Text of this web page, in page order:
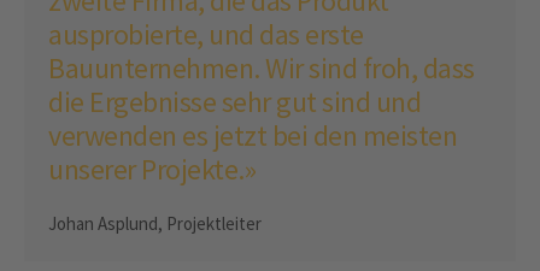
ausprobierte, und das erste
Bauunternehmen. Wir sind froh, dass
die Ergebnisse sehr gut sind und
verwenden es jetzt bei den meisten
unserer Projekte.»
Johan Asplund, Projektleiter